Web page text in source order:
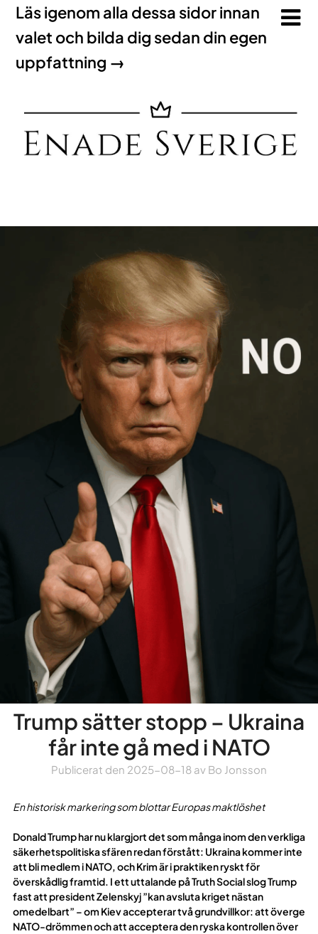
Läs igenom alla dessa sidor innan
valet och bilda dig sedan din egen
uppfattning →
Trump sätter stopp – Ukraina
får inte gå med i NATO
Publicerat den 2025-08-18 av Bo Jonsson
En historisk markering som blottar Europas maktlöshet
Donald Trump har nu klargjort det som många inom den verkliga
säkerhetspolitiska sfären redan förstått: Ukraina kommer inte
att bli medlem i NATO, och Krim är i praktiken ryskt för
överskådlig framtid. I ett uttalande på Truth Social slog Trump
fast att president Zelenskyj ”kan avsluta kriget nästan
omedelbart” – om Kiev accepterar två grundvillkor: att överge
NATO-drömmen och att acceptera den ryska kontrollen över